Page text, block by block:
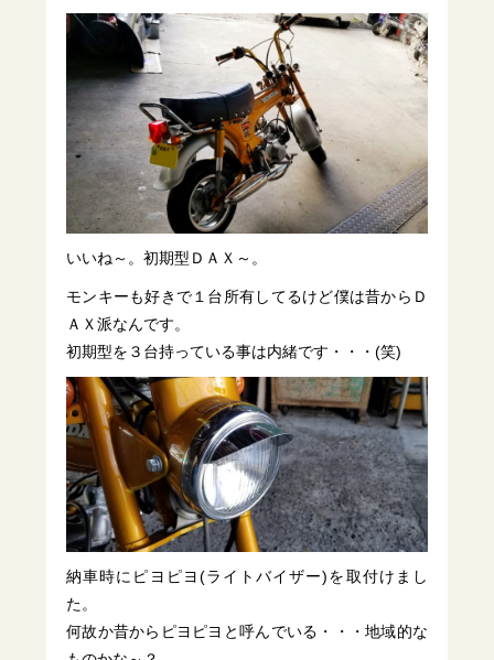
いいね～。初期型ＤＡＸ～。
モンキーも好きで１台所有してるけど僕は昔からＤ
ＡＸ派なんです。
初期型を３台持っている事は内緒です・・・(笑)
納車時にピヨピヨ(ライトバイザー)を取付けまし
た。
何故か昔からピヨピヨと呼んでいる・・・地域的な